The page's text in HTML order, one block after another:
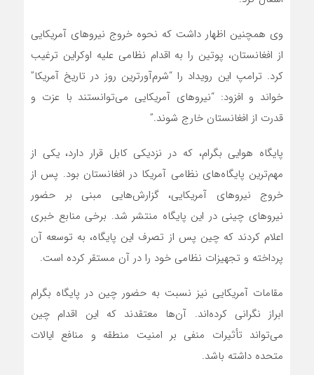
وی همچنین اظهار داشت که نحوه خروج نیروهای آمریکایی
از افغانستان، پوتین را به اقدام نظامی علیه اوکراین ترغیب
کرد. ترامپ این رویداد را “شرم‌آورترین روز در تاریخ آمریکا”
خواند و افزود: “نیروهای آمریکایی می‌توانستند با عزت و
قدرت از افغانستان خارج شوند.”
پایگاه هوایی بگرام، که در نزدیکی کابل قرار دارد، یکی از
مهم‌ترین پایگاه‌های نظامی آمریکا در افغانستان بود. پس از
خروج نیروهای آمریکایی، گزارش‌هایی مبنی بر حضور
نیروهای چینی در این پایگاه منتشر شد. برخی منابع خبری
اعلام کردند که چین پس از تصرف این پایگاه، به توسعه آن
پرداخته و تجهیزات نظامی خود را در آن مستقر کرده است.
مقامات آمریکایی نیز نسبت به حضور چین در پایگاه بگرام
ابراز نگرانی کرده‌اند. آن‌ها معتقدند که این اقدام چین
می‌تواند تأثیرات منفی بر امنیت منطقه و منافع ایالات
متحده داشته باشد.